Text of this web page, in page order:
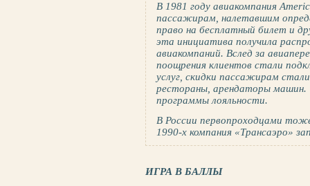
В 1981 году авиакомпания
пассажирам, налетавшим
право на бесплатный билет и
эта инициатива получила
авиакомпаний. Вслед за
поощрения клиентов стали
услуг, скидки пассажирам
рестораны, арендаторы машин.
программы лояльности.
В России первопроходцами
1990-х компания «Трансаэро»
ИГРА В БАЛЛЫ